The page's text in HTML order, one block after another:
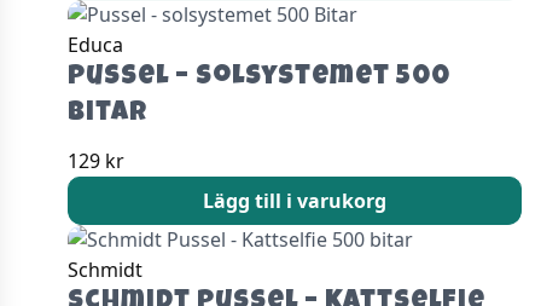
Educa
Pussel – solsystemet 500
Bitar
129 kr
Lägg till i varukorg
Schmidt